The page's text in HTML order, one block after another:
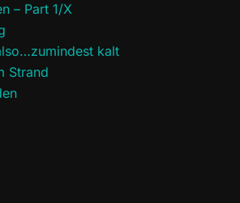
– Part 1/X
kalt
Strand